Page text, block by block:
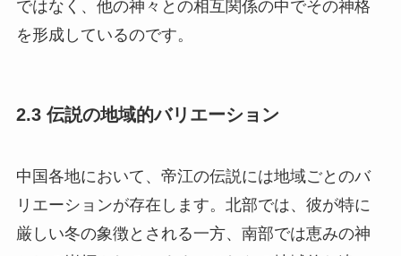
を形成しているのです。
リエーションが存在します。北部では、彼が特に
厳しい冬の象徴とされる一方、南部では恵みの神
として崇拝されています。これらの地域的な違い